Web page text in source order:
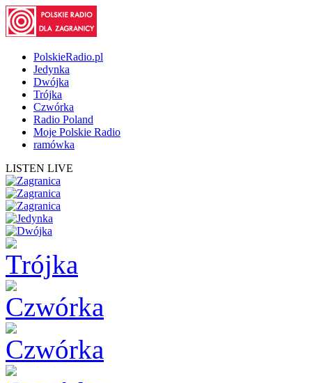
PolskieRadio.pl
Jedynka
Dwójka
Trójka
Czwórka
Radio Poland
Moje Polskie Radio
ramówka
LISTEN LIVE